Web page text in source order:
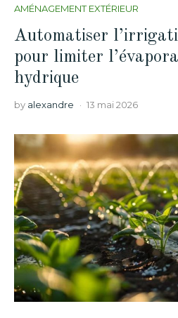
AMÉNAGEMENT EXTÉRIEUR
Automatiser
pour limiter
hydrique
by alexandre 13 mai 2026